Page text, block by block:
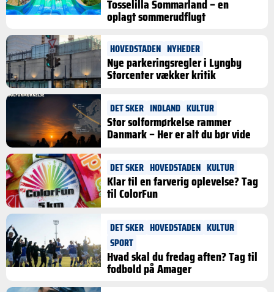
Tosselilla Sommarland – en
oplagt sommerudflugt
HOVEDSTADEN NYHEDER
Nye parkeringsregler i Lyngby
Storcenter vækker kritik
DET SKER INDLAND KULTUR
Stor solformørkelse rammer
Danmark – Her er alt du bør vide
DET SKER HOVEDSTADEN KULTUR
Klar til en farverig oplevelse? Tag
til ColorFun
DET SKER HOVEDSTADEN KULTUR
SPORT
Hvad skal du fredag aften? Tag til
fodbold på Amager